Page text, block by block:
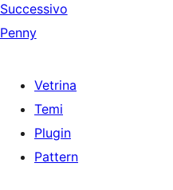
Successivo
Penny
Vetrina
Temi
Plugin
Pattern